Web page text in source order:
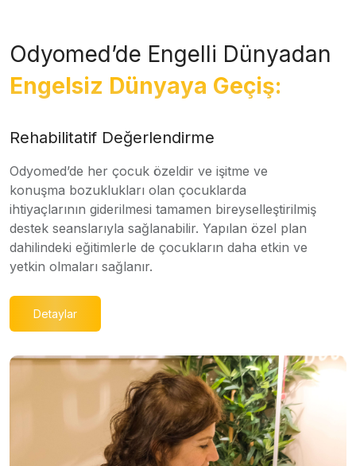
Odyomed’de Engelli Dünyadan
Engelsiz Dünyaya Geçiş:
Rehabilitatif Değerlendirme
Odyomed’de her çocuk özeldir ve işitme ve
konuşma bozuklukları olan çocuklarda
ihtiyaçlarının giderilmesi tamamen bireyselleştirilmiş
destek seanslarıyla sağlanabilir. Yapılan özel plan
dahilindeki eğitimlerle de çocukların daha etkin ve
yetkin olmaları sağlanır.
Detaylar